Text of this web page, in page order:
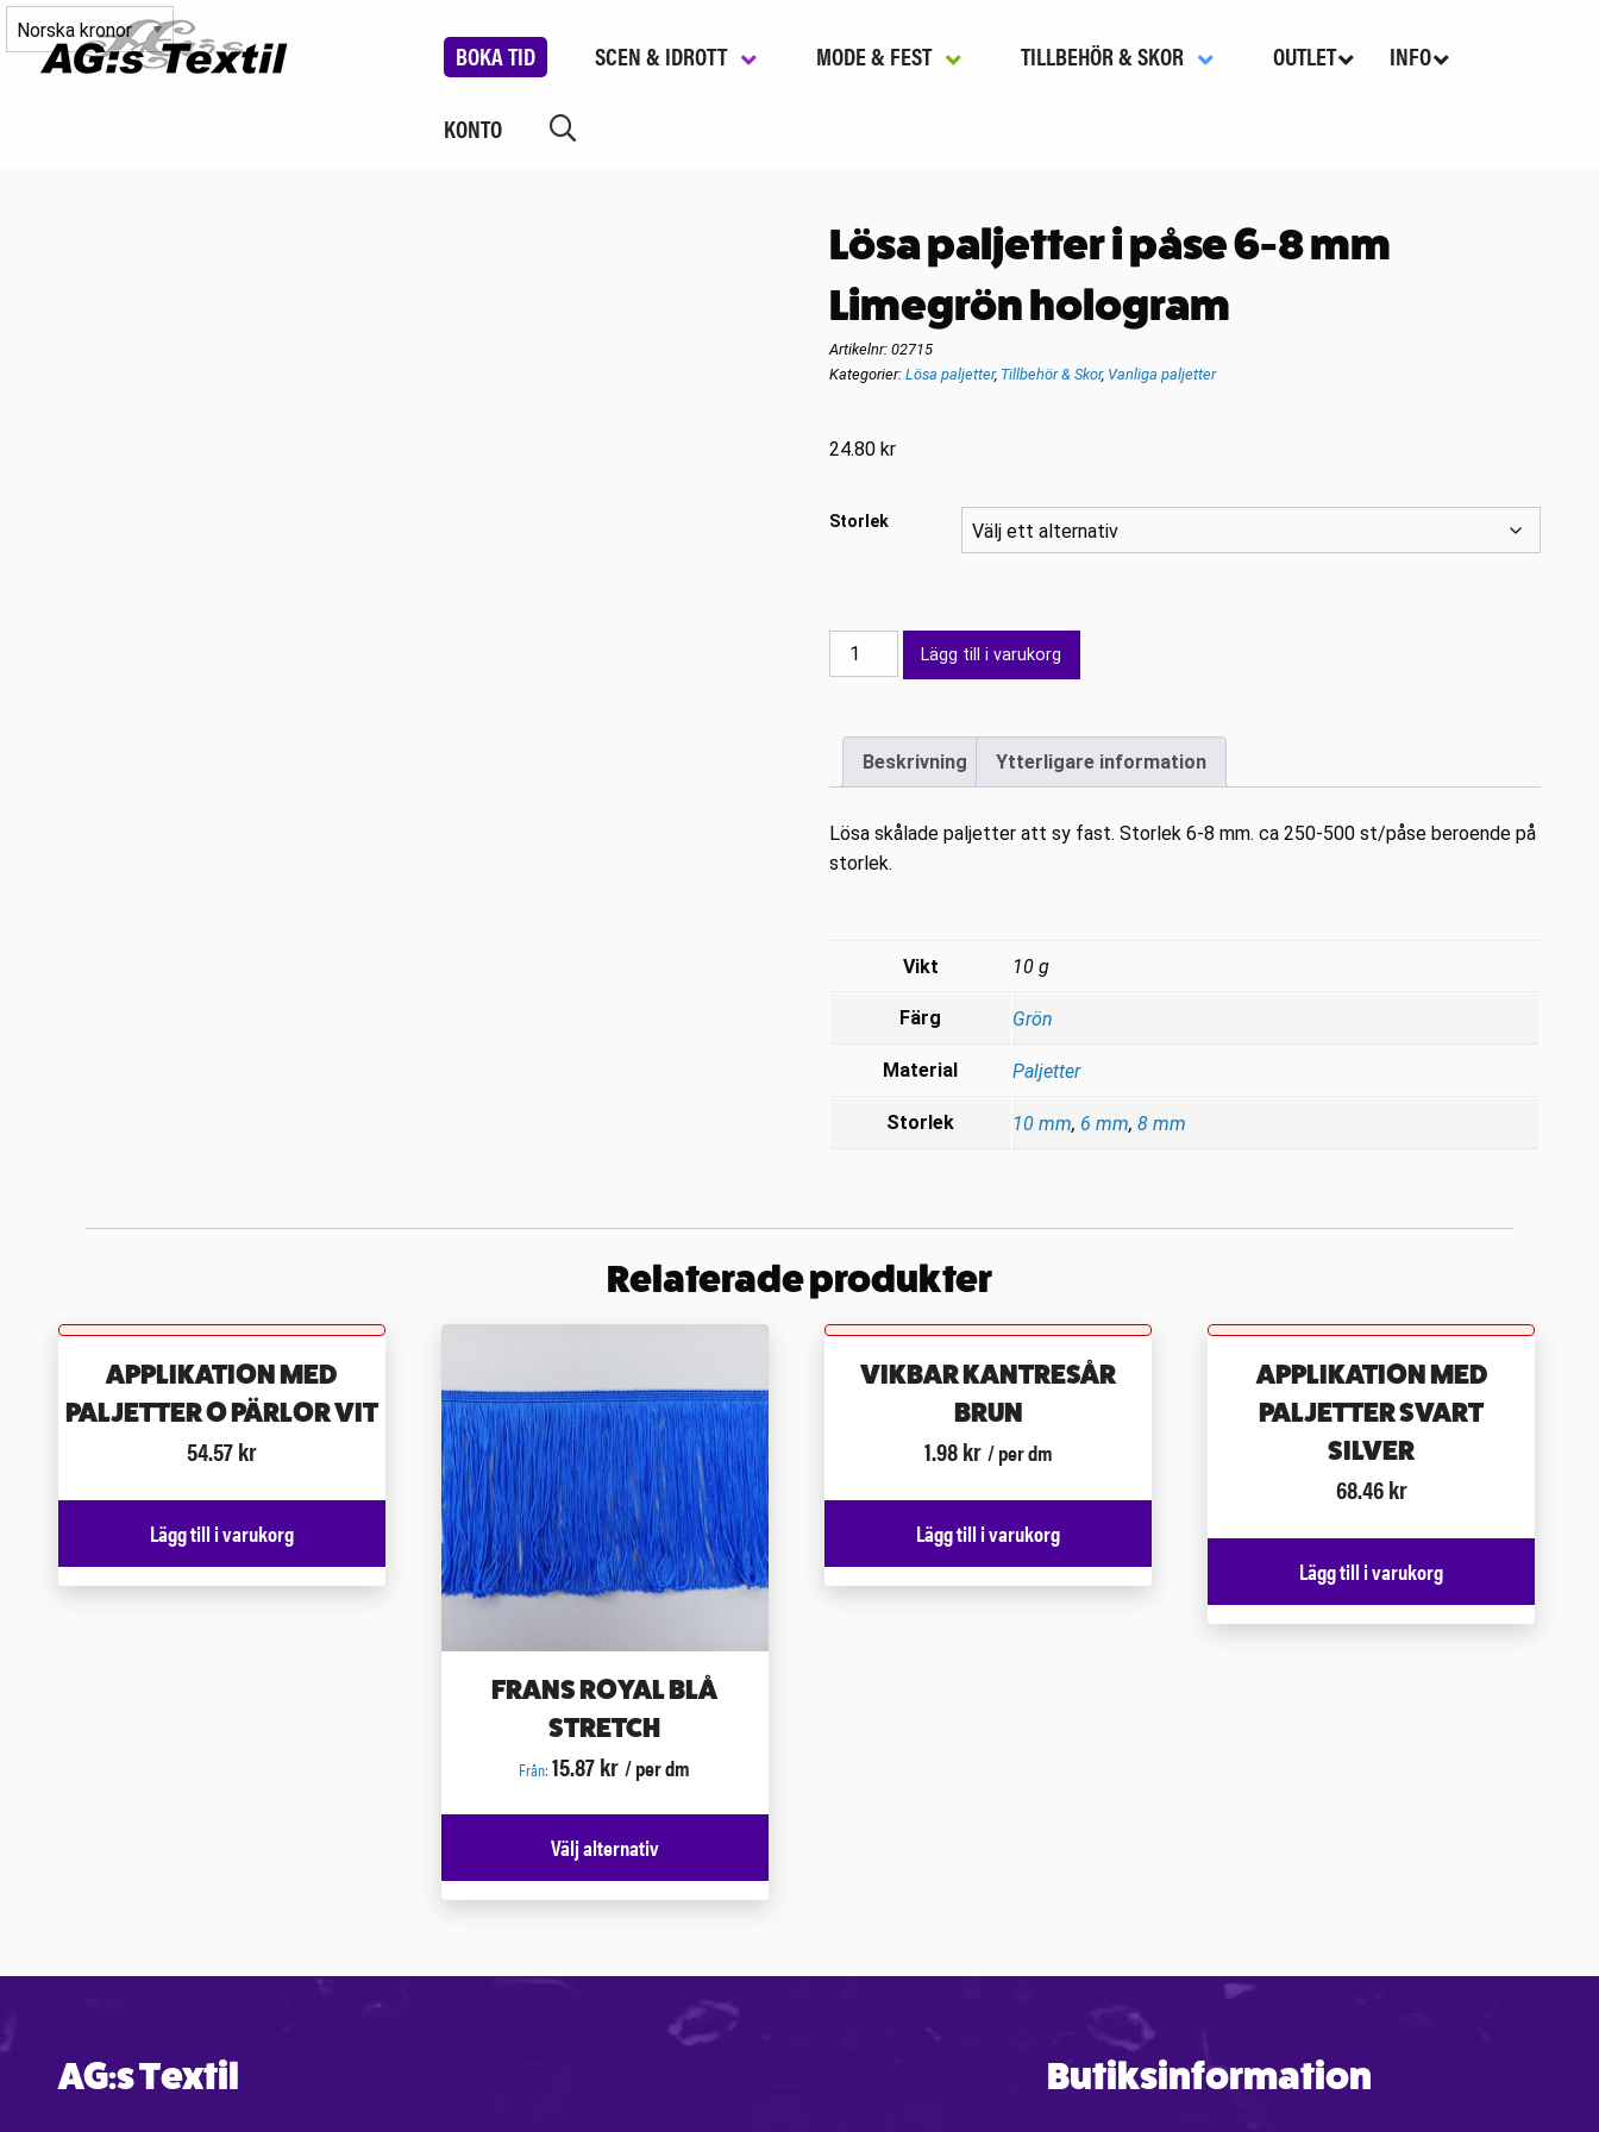
BOKA TID SCEN & IDROTT MODE & FEST TILLBEHÖR & SKOR OUTLET INFO
KONTO
Lösa paljetter i påse 6-8 mm
Limegrön hologram
Artikelnr: 02715
Kategorier: Lösa paljetter, Tillbehör & Skor, Vanliga paljetter
24.80 kr
Storlek
Lösa
paljetter
påse
8
mm
Limegrön
Lägg till i varukorg
Beskrivning Ytterligare information
Lösa skålade paljetter att sy fast. Storlek 6-8 mm. ca 250-500 st/påse beroende på
storlek.
Vikt 10 g
Färg Grön
Material Paljetter
Storlek 10 mm, 6 mm, 8 mm
Relaterade produkter
APPLIKATION MED
PALJETTER O PÄRLOR VIT
54.57kr
Lägg till i varukorg
FRANS ROYAL BLÅ
STRETCH
Från:15.87kr / per dm
Välj alternativ
VIKBAR KANTRESÅR
BRUN
1.98kr / per dm
Lägg till i varukorg
APPLIKATION MED
PALJETTER SVART
SILVER
68.46kr
Lägg till i varukorg
AG:s Textil Butiksinformation